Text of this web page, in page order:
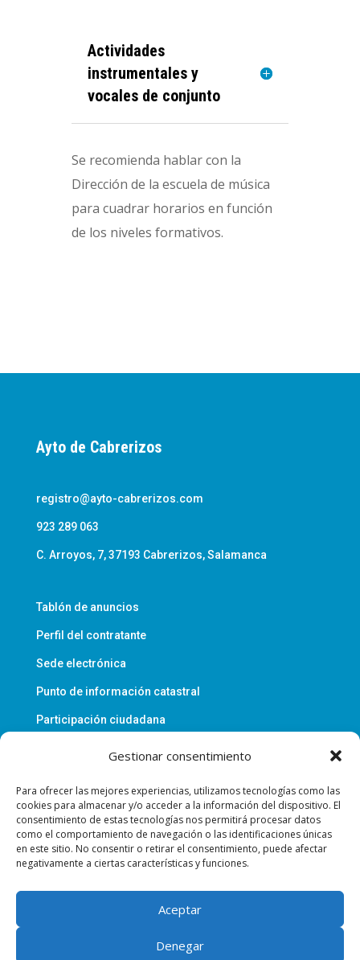
Gestionar consentimiento
Para ofrecer las mejores experiencias, utilizamos tecnologías como las
cookies para almacenar y/o acceder a la información del dispositivo. El
consentimiento de estas tecnologías nos permitirá procesar datos
como el comportamiento de navegación o las identificaciones únicas
en este sitio. No consentir o retirar el consentimiento, puede afectar
negativamente a ciertas características y funciones.
Aceptar
Denegar
Actividades
instrumentales y
vocales de conjunto
Se recomienda hablar con la
Dirección de la escuela de música
para cuadrar horarios en función
de los niveles formativos.
Ayto de Cabrerizos
registro@ayto-cabrerizos.com
923 289 063
C. Arroyos, 7, 37193 Cabrerizos, Salamanca
Tablón de anuncios
Perfil del contratante
Sede electrónica
Punto de información catastral
Participación ciudadana
Aviso legal
Política de cookies
Accesibilidad